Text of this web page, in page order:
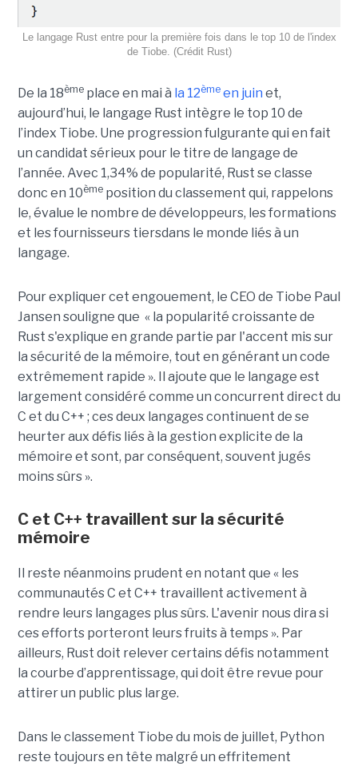
Le langage Rust entre pour la première fois dans le top 10 de l'index
de Tiobe. (Crédit Rust)
De la 18èmeplace en mai à la 12èmeen juin et,
aujourd’hui, le langage Rust intègre le top 10 de
l’index Tiobe. Une progression fulgurante qui en fait
un candidat sérieux pour le titre de langage de
l’année. Avec 1,34% de popularité, Rust se classe
donc en 10èmeposition du classement qui, rappelons
le, évalue le nombre de développeurs, les formations
et les fournisseurs tiersdans le monde liés à un
langage.
Pour expliquer cet engouement, le CEO de Tiobe Paul
Jansen souligne que « la popularité croissante de
Rust s'explique en grande partie par l'accent mis sur
la sécurité de la mémoire, tout en générant un code
extrêmement rapide ». Il ajoute que le langage est
largement considéré comme un concurrent direct du
C et du C++ ; ces deux langages continuent de se
heurter aux défis liés à la gestion explicite de la
mémoire et sont, par conséquent, souvent jugés
moins sûrs ».
C et C++ travaillent sur la sécurité
mémoire
Il reste néanmoins prudent en notant que « les
communautés C et C++ travaillent activement à
rendre leurs langages plus sûrs. L'avenir nous dira si
ces efforts porteront leurs fruits à temps ». Par
ailleurs, Rust doit relever certains défis notamment
la courbe d’apprentissage, qui doit être revue pour
attirer un public plus large.
Dans le classement Tiobe du mois de juillet, Python
reste toujours en tête malgré un effritement